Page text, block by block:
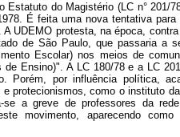
Estatuto do Magistério (LC n° 201/
É feita uma nova tentativa
UDEMO protesta, na época,
de São Paulo, que passaria a
Escolar) nos meios de
de Ensino)". A LC 180/78 e a LC
Porém, por influência política,
protecionismos, como o instituto
se a greve de professores da
movimento, aparecendo